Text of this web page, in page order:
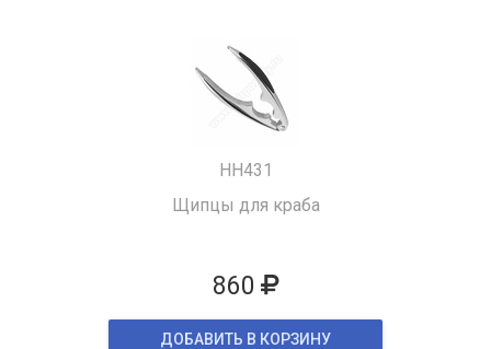
HH431
Щипцы для краба
860
ДОБАВИТЬ В КОРЗИНУ